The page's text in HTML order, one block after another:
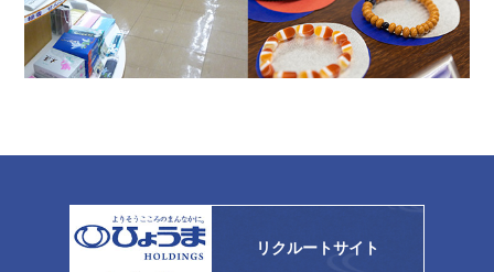
リクルートサイト